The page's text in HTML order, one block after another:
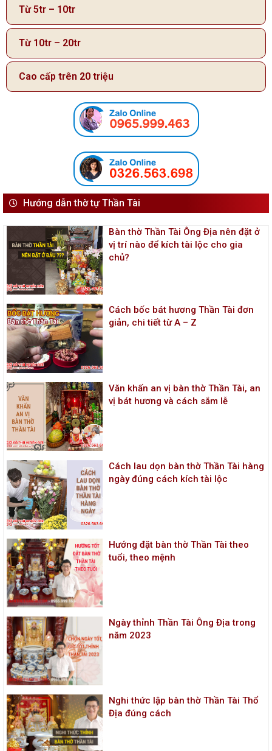
Từ 5tr – 10tr
Từ 10tr – 20tr
Cao cấp trên 20 triệu
Hướng dẫn thờ tự Thần Tài
Bàn thờ Thần Tài Ông Địa nên đặt ở
vị trí nào để kích tài lộc cho gia
chủ?
Cách bốc bát hương Thần Tài đơn
giản, chi tiết từ A – Z
Văn khấn an vị bàn thờ Thần Tài, an
vị bát hương và cách sắm lễ
Cách lau dọn bàn thờ Thần Tài hàng
ngày đúng cách kích tài lộc
Hướng đặt bàn thờ Thần Tài theo
tuổi, theo mệnh
Ngày thỉnh Thần Tài Ông Địa trong
năm 2023
Nghi thức lập bàn thờ Thần Tài Thổ
Địa đúng cách